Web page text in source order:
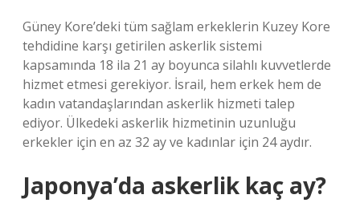
Güney Kore’deki tüm sağlam erkeklerin Kuzey Kore
tehdidine karşı getirilen askerlik sistemi
kapsamında 18 ila 21 ay boyunca silahlı kuvvetlerde
hizmet etmesi gerekiyor. İsrail, hem erkek hem de
kadın vatandaşlarından askerlik hizmeti talep
ediyor. Ülkedeki askerlik hizmetinin uzunluğu
erkekler için en az 32 ay ve kadınlar için 24 aydır.
Japonya’da askerlik kaç ay?